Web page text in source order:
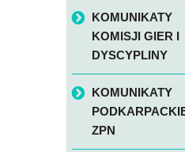
KOMUNIKATY
KOMISJI GIER I
DYSCYPLINY
KOMUNIKATY
ZPN